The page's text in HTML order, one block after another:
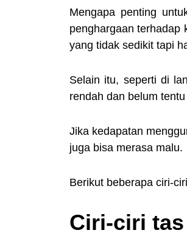
Mengapa penting
penghargaan terhadap
yang tidak sedikit tapi
Selain itu, seperti di
rendah dan belum
Jika kedapatan
juga bisa merasa malu.
Berikut beberapa ciri-
Ciri-ciri